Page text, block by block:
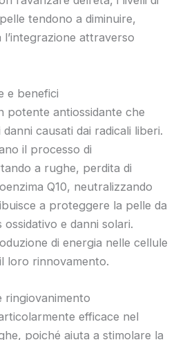
tendono a diminuire,
l’integrazione attraverso
e benefici
potente antiossidante che
causati dai radicali liberi.
il processo di
a rughe, perdita di
Q10, neutralizzando
a proteggere la pelle da
e danni solari.
di energia nelle cellule
loro rinnovamento.
ringiovanimento
efficace nel
poiché aiuta a stimolare la